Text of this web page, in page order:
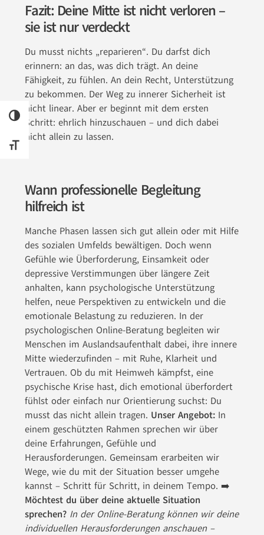
UMSCHALTEN AUF HOHE KONTRASTE
SCHRIFT VERGRÖSSERN
Fazit: Deine Mitte ist nicht verloren –
sie ist nur verdeckt
Du musst nichts „reparieren“. Du darfst dich
erinnern: an das, was dich trägt. An deine
Fähigkeit, zu fühlen. An dein Recht, Unterstützung
zu bekommen. Der Weg zu innerer Sicherheit ist
nicht linear. Aber er beginnt mit dem ersten
Schritt: ehrlich hinzuschauen – und dich dabei
nicht allein zu lassen.
Wann professionelle Begleitung
hilfreich ist
Manche Phasen lassen sich gut allein oder mit Hilfe
des sozialen Umfelds bewältigen. Doch wenn
Gefühle wie Überforderung, Einsamkeit oder
depressive Verstimmungen über längere Zeit
anhalten, kann psychologische Unterstützung
helfen, neue Perspektiven zu entwickeln und die
emotionale Belastung zu reduzieren. In der
psychologischen Online-Beratung begleiten wir
Menschen im Auslandsaufenthalt dabei, ihre innere
Mitte wiederzufinden – mit Ruhe, Klarheit und
Vertrauen. Ob du mit Heimweh kämpfst, eine
psychische Krise hast, dich emotional überfordert
fühlst oder einfach nur Orientierung suchst: Du
musst das nicht allein tragen. Unser Angebot: In
einem geschützten Rahmen sprechen wir über
deine Erfahrungen, Gefühle und
Herausforderungen. Gemeinsam erarbeiten wir
Wege, wie du mit der Situation besser umgehe
kannst – Schritt für Schritt, in deinem Tempo. ➡️
Möchtest du über deine aktuelle Situation
sprechen? In der Online-Beratung können wir deine
individuellen Herausforderungen anschauen –